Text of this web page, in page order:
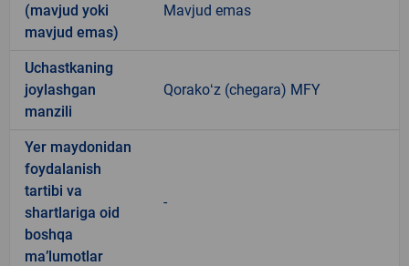
(mavjud yoki
mavjud emas)
Mavjud emas
Uchastkaning
joylashgan
manzili
Qorakoʻz (chegara) MFY
Yer maydonidan
foydalanish
tartibi va
shartlariga oid
boshqa
ma’lumotlar
-